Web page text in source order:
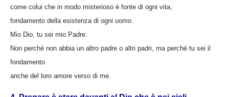
come colui che in modo misterioso è fonte di ogni vita,
fondamento della esistenza di ogni uomo.
Mio Dio, tu sei mio Padre.
Non perché non abbia un altro padre o altri padri, ma perché tu sei il
fondamento
anche del loro amore verso di me.